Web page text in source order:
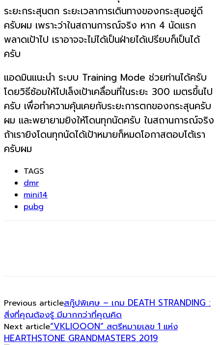
ระยะกระสุนตก ระยะเวลาการเดินทางของกระสุนอยู่ดี
ครับผม เพราะว่าในสถานการณ์จริง หาก 4 นัดแรก
พลาดเป้าไป เราอาจจะไม่ได้เป็นฝ่ายได้เปรียบก็เป็นได้
ครับ
แอดมินแนะนำ ระบบ Training Mode ช่วยท่านได้ครับ
โดยวิธีซ้อมให้ไปเล็งเป้าเคลื่อนที่ในระยะ 300 เมตรขึ้นไป
ครับ เพื่อทำความคุ้นเคยกับระยะการตกของกระสุนครับ
ผม และพยายามยิงให้โดนทุกนัดครับ ในสถานการณ์จริง
ถ้าเรายิงโดนทุกนัดได้เป้าหมายก็หมดโอกาสตอบโต้เรา
ครับผม
TAGS
dmr
mini14
pubg
Previous articleสกู๊ปพิเศษ – เกม DEATH STRANDING :
สิ่งที่คุณต้องรู้ มีมากกว่าที่คุณคิด
Next article“VKLIOOON” สตรีหมายเลข 1 แห่ง
HEARTHSTONE GRANDMASTERS 2019